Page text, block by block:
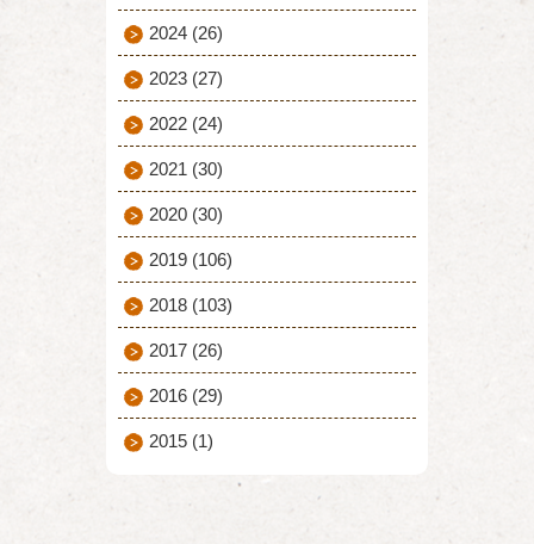
2024 (26)
2023 (27)
2022 (24)
2021 (30)
2020 (30)
2019 (106)
2018 (103)
2017 (26)
2016 (29)
2015 (1)